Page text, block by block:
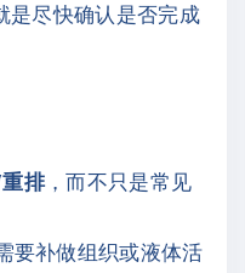
是尽快确认是否完成
排，而不只是常见
要补做组织或液体活